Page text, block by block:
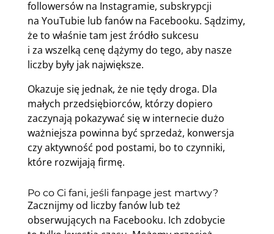
followersów na Instagramie, subskrypcji
na YouTubie lub fanów na Facebooku. Sądzimy,
że to właśnie tam jest źródło sukcesu
i za wszelką cenę dążymy do tego, aby nasze
liczby były jak największe.
Okazuje się jednak, że nie tędy droga. Dla
małych przedsiębiorców, którzy dopiero
zaczynają pokazywać się w internecie dużo
ważniejsza powinna być sprzedaż, konwersja
czy aktywność pod postami, bo to czynniki,
które rozwijają firmę.
Po co Ci fani, jeśli fanpage jest martwy?
Zacznijmy od liczby fanów lub też
obserwujących na Facebooku. Ich zdobycie